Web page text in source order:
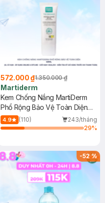
572.000 ₫1.350.000 ₫
Martiderm
Kem Chống Nắng MartiDerm
Phổ Rộng Bảo Vệ Toàn Diện
40ml
4.9 (110)
243/tháng
29%
-52%